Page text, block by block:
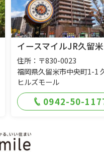
イースマイルJR久留
住所：〒830-0023
福岡県久留米市中央町1-1
ヒルズモール
0942-50-